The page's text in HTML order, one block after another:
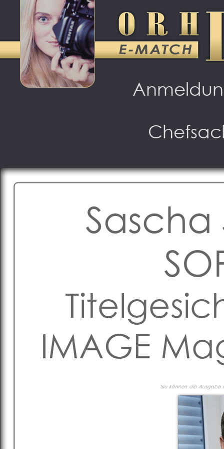
IMAGE
Sie können die Ausgabe